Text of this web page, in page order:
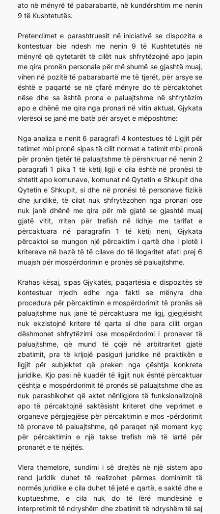
ato në mënyrë të pabarabartë, në kundërshtim me nenin
9 të Kushtetutës.
Pretendimet e parashtruesit në iniciativë se dispozita e
kontestuar bie ndesh me nenin 9 të Kushtetutës në
mënyrë që qytetarët të cilët nuk shfrytëzojnë apo japin
me qira pronën personale për më shumë se gjashtë muaj,
vihen në pozitë të pabarabartë me të tjerët, për arsye se
është e paqartë se në çfarë mënyre do të përcaktohet
nëse dhe sa është prona e paluajtshme në shfrytëzim
apo e dhënë me qira nga pronari në vitin aktual, Gjykata
vlerësoi se janë me batë për arsyet e mëposhtme:
Nga analiza e nenit 6 paragrafi 4 kontestues të Ligjit për
tatimet mbi pronë sipas të cilit normat e tatimit mbi pronë
për pronën tjetër të paluajtshme të përshkruar në nenin 2
paragrafi 1 pika 1 të këtij ligji e cila është në pronësi të
shtetit apo komunave, komunat në Qytetin e Shkupit dhe
Qytetin e Shkupit, si dhe në pronësi të personave fizikë
dhe juridikë, të cilat nuk shfrytëzohen nga pronari ose
nuk janë dhënë me qira për më gjatë se gjashtë muaj
gjatë vitit, rriten për trefish në lidhje me tarifat e
përcaktuara në paragrafin 1 të këtij neni, Gjykata
përcaktoi se mungon një përcaktim i qartë dhe i plotë i
kritereve në bazë të të cilave do të llogaritet afati prej 6
muajsh për mospërdorimin e pronës së paluajtshme.
Krahas kësaj, sipas Gjykatës, paqartësia e dispozitës së
kontestuar rrjedh edhe nga fakti se mënyra dhe
procedura për përcaktimin e mospërdorimit të pronës së
paluajtshme nuk janë të përcaktuara me ligj, gjegjësisht
nuk ekzistojnë kritere të qarta si dhe para cilit organ
dëshmohet shfrytëzimi ose mospërdorimi i pronaver të
paluajtshme, që mund të çojë në arbitraritet gjatë
zbatimit, pra të krijojë pasiguri juridike në praktikën e
ligjit për subjektet që preken nga çështja konkrete
juridike. Kjo pasi në kuadër të ligjit nuk është përcaktuar
çështja e mospërdorimit të pronës së paluajtshme dhe as
nuk parashikohet që aktet nënligjore të funksionalizojnë
apo të përcaktojnë saktësisht kriteret dhe veprimet e
organeve përgjegjëse për përcaktimin e mos -përdorimit
të pronave të paluajtshme, që paraqet një moment kyç
për përcaktimin e një takse trefish më të lartë për
pronarët e të njëjtës.
Vlera themelore, sundimi i së drejtës në një sistem apo
rend juridik duhet të realizohet përmes dominimit të
normës juridike e cila duhet të jetë e qartë, e saktë dhe e
kuptueshme, e cila nuk do të lërë mundësinë e
interpretimit të ndryshëm dhe zbatimit të ndryshëm të saj